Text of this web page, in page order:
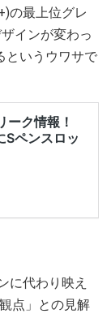
の最上位グレ
インが変わっ
というウワサで
に代わり映え
点」との見解